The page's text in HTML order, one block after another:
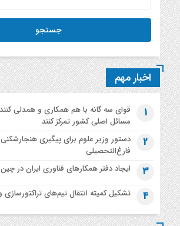
اخبار مهم
1
قوای سه گانه با هم همکاری و همدلی
مسائل اصلی کشور تمرکز کنند
2
دستور وزیر علوم برای پیگیری
فارغ‌التحصیلی
3 ایجاد دفتر همکارهای فناوری ایران در چین
4 تشکیل کمیته انتقال تیم‌های